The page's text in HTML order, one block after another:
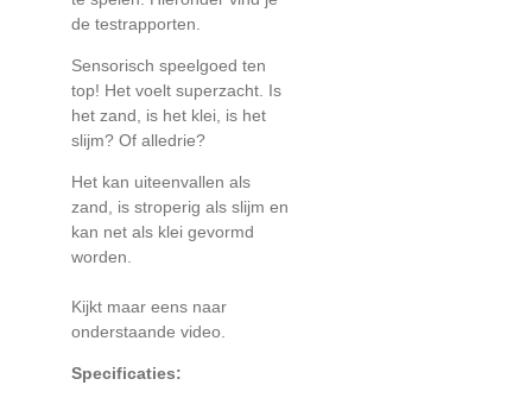
de testrapporten.
Sensorisch speelgoed ten
top! Het voelt superzacht. Is
het zand, is het klei, is het
slijm? Of alledrie?
Het kan uiteenvallen als
zand, is stroperig als slijm en
kan net als klei gevormd
worden.
Kijkt maar eens naar
onderstaande video.
Specificaties: